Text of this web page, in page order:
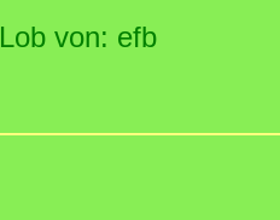
Lob von: efb